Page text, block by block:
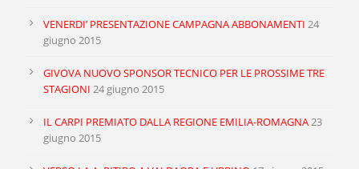
VENERDI’ PRESENTAZIONE CAMPAGNA ABBONAMENTI 24
giugno 2015
GIVOVA NUOVO SPONSOR TECNICO PER LE PROSSIME TRE
STAGIONI 24 giugno 2015
IL CARPI PREMIATO DALLA REGIONE EMILIA-ROMAGNA23
giugno 2015